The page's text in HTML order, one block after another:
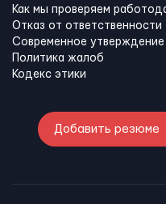
Как мы проверяем
Отказ от ответственности
Современное утверждение
Политика жалоб
Кодекс этики
Добавить резюме